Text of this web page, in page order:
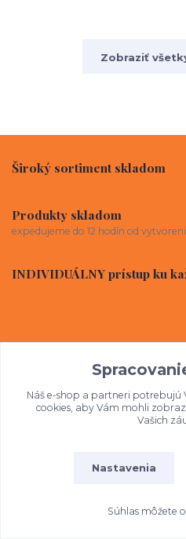
Zobraziť
Široký sortiment skladom
Produkty skladom
expedujeme do 12 hodín od
INDIVIDUÁLNY prístup ku
novinky,
spracovaním osobných
Náš e-shop a partneri potrebujú
cookies, aby Vám mohli
Vašich
Nastavenia
Súhlas môžete